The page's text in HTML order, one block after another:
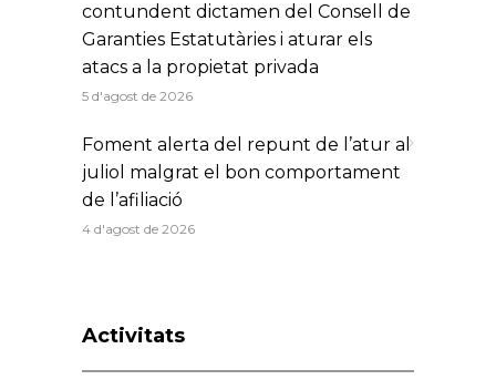
contundent dictamen del Consell de
Garanties Estatutàries i aturar els
atacs a la propietat privada
5 d'agost de 2026
Foment alerta del repunt de l’atur al
juliol malgrat el bon comportament
de l’afiliació
4 d'agost de 2026
Activitats